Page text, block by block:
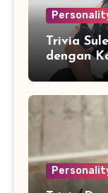
Trivia
dengan